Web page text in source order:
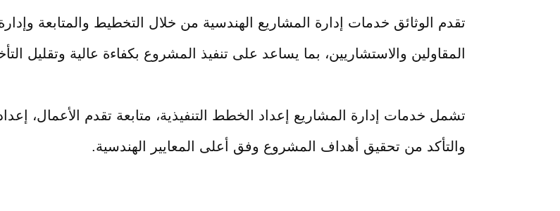
تقدم الوثائق خدمات إدارة المشاريع الهندسية من خلال التخطيط والمتابعة
المقاولين والاستشاريين، بما يساعد على تنفيذ المشروع بكفاءة عالية وتقليل
تشمل خدمات إدارة المشاريع إعداد الخطط التنفيذية، متابعة تقدم الأعمال،
والتأكد من تحقيق أهداف المشروع وفق أعلى المعايير الهندسية.